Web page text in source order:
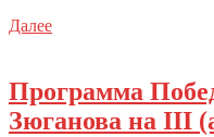
Далее
Программа
Зюганова на III